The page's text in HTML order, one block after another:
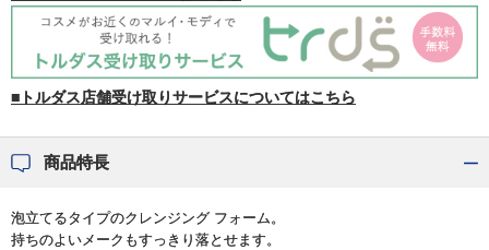
■トルダス店舗受け取りサービスについてはこちら
商品特長
泡立てるタイプのクレンジング フォーム。
持ちのよいメークもすっきり落とせます。